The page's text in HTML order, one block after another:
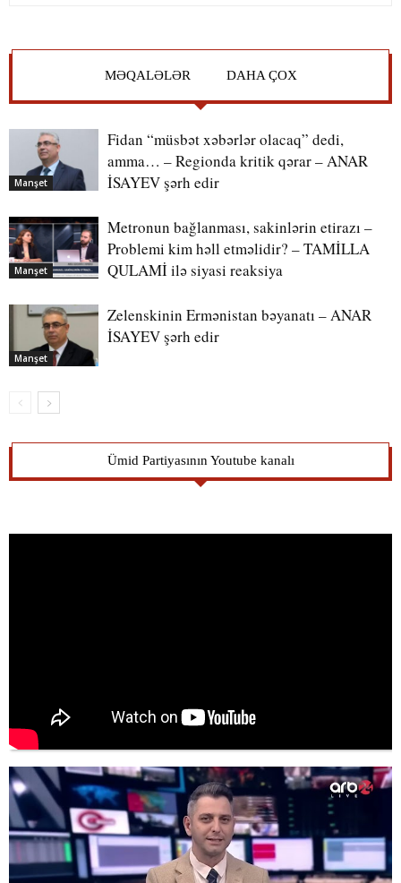
MƏQALƏLƏR DAHA ÇOX
Manşet
Fidan “müsbət xəbərlər olacaq” dedi,
amma… – Regionda kritik qərar – ANAR
İSAYEV şərh edir
Manşet
Metronun bağlanması, sakinlərin etirazı –
Problemi kim həll etməlidir? – TAMİLLA
QULAMİ ilə siyasi reaksiya
Manşet
Zelenskinin Ermənistan bəyanatı – ANAR
İSAYEV şərh edir
Ümid Partiyasının Youtube kanalı